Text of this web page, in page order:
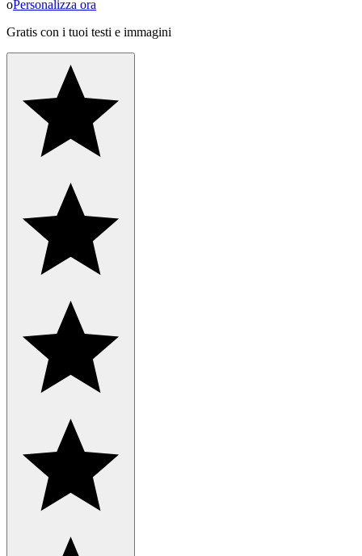
oPersonalizza ora
Gratis con i tuoi testi e immagini